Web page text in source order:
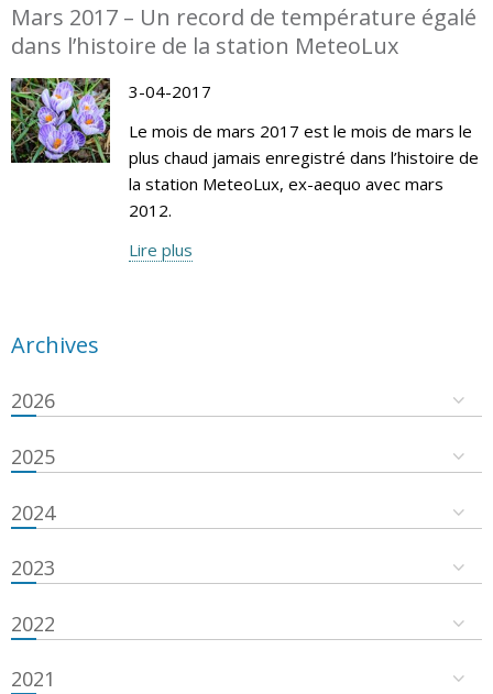
Mars 2017 – Un record de température égalé
dans l’histoire de la station MeteoLux
3-04-2017
Le mois de mars 2017 est le mois de mars le
plus chaud jamais enregistré dans l’histoire de
la station MeteoLux, ex-aequo avec mars
2012.
Lire plus
Archives
2026
2025
2024
2023
2022
2021